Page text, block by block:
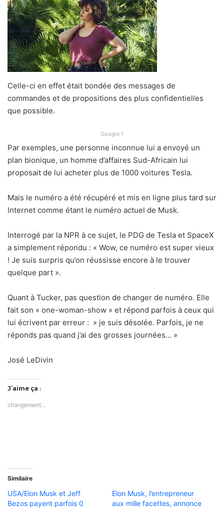
Celle-ci en effet était bondée des messages de
commandes et de propositions des plus confidentielles
que possible.
Google 1
Par exemples, une personne inconnue lui a envoyé un
plan bionique, un homme d’affaires Sud-Africain lui
proposait de lui acheter plus de 1000 voitures Tesla.
Mais le numéro a été récupéré et mis en ligne plus tard sur
Internet comme étant le numéro actuel de Musk.
Interrogé par la NPR à ce sujet, le PDG de Tesla et SpaceX
a simplement répondu : « Wow, ce numéro est super vieux
! Je suis surpris qu’on réussisse encore à le trouver
quelque part ».
Quant à Tucker, pas question de changer de numéro. Elle
fait son « one-woman-show » et répond parfois à ceux qui
lui écrivent par erreur : » je suis désolée. Parfois, je ne
réponds pas quand j’ai des grosses journées… »
José LeDivin
J’aime ça :
chargement…
Similaire
USA/Elon Musk et Jeff
Bezos payent parfois 0
Elon Musk, l’entrepreneur
aux mille facettes, annonce